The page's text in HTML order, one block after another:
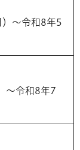
～令和8年5
～令和8年7